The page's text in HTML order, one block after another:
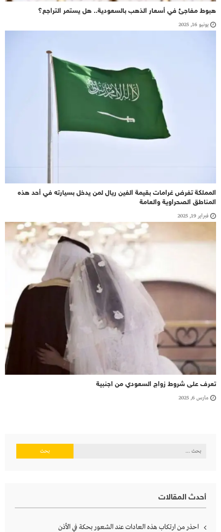
هبوط مفاجئ في أسعار الذهب بالسعودية.. هل يستمر التراجع؟
يونيو 16, 2025
المملكة تفرض غرامات بقيمة الفين ريال لمن يدخل بسيارته في أحد هذه
المناطق الصحراوية والعامة
فبراير 19, 2025
تعرف على شروط زواج السعودي من اجنبية
مارس 6, 2025
البحث
أحدث المقالات
احذر من ارتكاب هذه العادات عند الشعور بحكة في الأذن